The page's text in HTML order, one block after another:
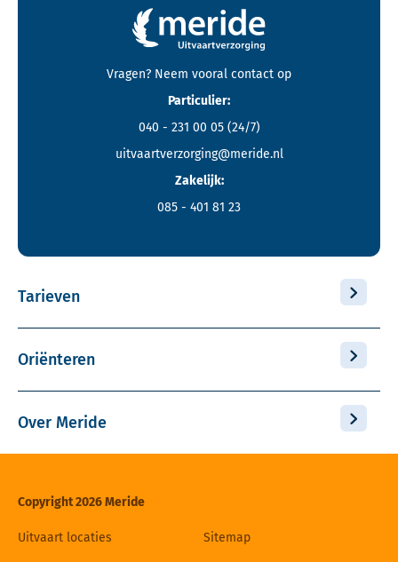
Contactgegevens en footer menu van Meride
Vragen? Neem vooral contact op
Particulier:
040 - 231 00 05 (24/7)
uitvaartverzorging@meride.nl
Zakelijk:
085 - 401 81 23
Tarieven
Oriënteren
Over Meride
Copyright 2026 Meride
Uitvaart locaties Sitemap